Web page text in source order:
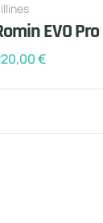
EVO Pro
€